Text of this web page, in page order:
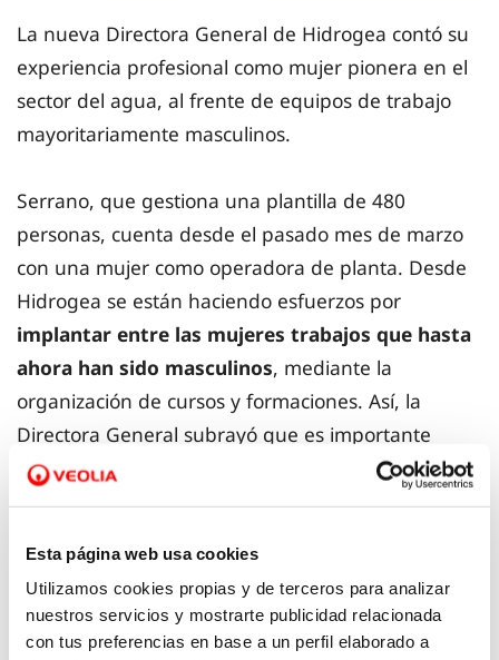
Esta página web usa cookies
Utilizamos cookies propias y de terceros para analizar
nuestros servicios y mostrarte publicidad relacionada
con tus preferencias en base a un perfil elaborado a
La nueva Directora General de Hidrogea contó su
experiencia profesional como mujer pionera en el
sector del agua, al frente de equipos de trabajo
mayoritariamente masculinos.
Serrano, que gestiona una plantilla de 480
personas, cuenta desde el pasado mes de marzo
con una mujer como operadora de planta. Desde
Hidrogea se están haciendo esfuerzos por
implantar entre las mujeres trabajos que hasta
ahora han sido masculinos, mediante la
organización de cursos y formaciones. Así, la
Directora General subrayó que es importante
“generar una revolución social, pero desde los
cimientos. Hay que desarrollar una cultura
hacia la igualdad de oportunidades”.
En el caso de Hidrogea, cabe destacar diferentes